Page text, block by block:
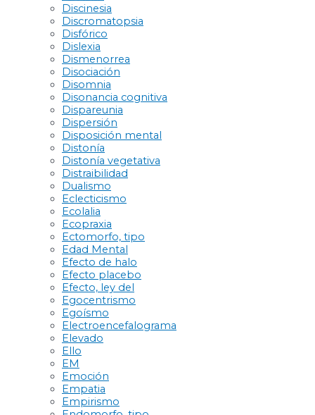
Discinesia
Discromatopsia
Disfórico
Dislexia
Dismenorrea
Disociación
Disomnia
Disonancia cognitiva
Dispareunia
Dispersión
Disposición mental
Distonía
Distonía vegetativa
Distraibilidad
Dualismo
Eclecticismo
Ecolalia
Ecopraxia
Ectomorfo, tipo
Edad Mental
Efecto de halo
Efecto placebo
Efecto, ley del
Egocentrismo
Egoísmo
Electroencefalograma
Elevado
Ello
EM
Emoción
Empatia
Empirismo